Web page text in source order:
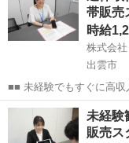
録!! ■■...
帯販売
時給
株式会
出雲市
■■ 未経験でもすぐに高収
なので、すぐに高収入!!
なんてキャリアアップも目指せます!! ■■ 来社
録!! ■■...
島根 出雲市 店長
未経験
販売ス